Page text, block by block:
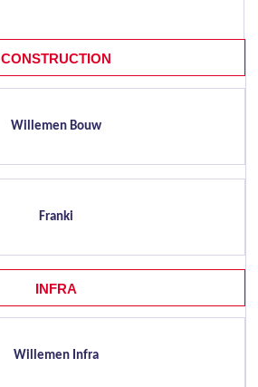
CONSTRUCTION
Willemen Bouw
Franki
INFRA
Willemen Infra